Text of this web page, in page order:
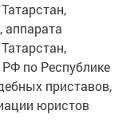
аппарата
по Республике
приставов,
юристов